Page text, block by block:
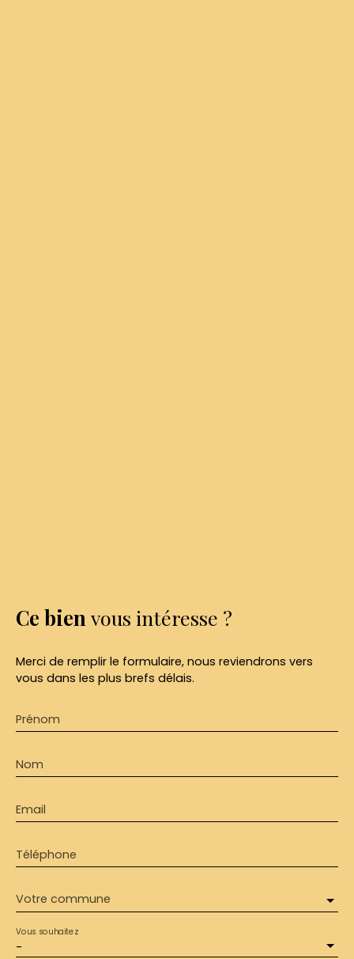
Ce bien vous intéresse ?
Merci de remplir le formulaire, nous reviendrons vers
vous dans les plus brefs délais.
Prénom
Nom
Email
Téléphone
Votre commune
-
Vous souhaitez